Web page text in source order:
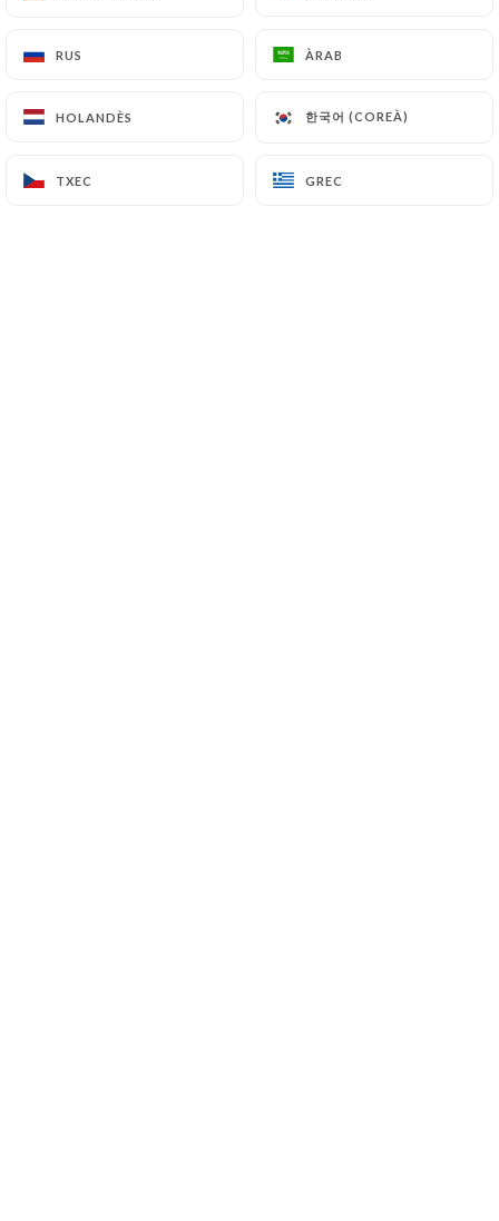
RUS ÀRAB
HOLANDÈS 한국어 (COREÀ)
TXEC GREC
RUS ÀRAB
HOLANDÈS 한국어 (COREÀ)
TXEC GREC